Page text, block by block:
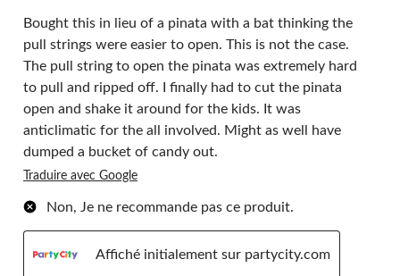
Bought this in lieu of a pinata with a bat thinking the
pull strings were easier to open. This is not the case.
The pull string to open the pinata was extremely hard
to pull and ripped off. I finally had to cut the pinata
open and shake it around for the kids. It was
anticlimatic for the all involved. Might as well have
dumped a bucket of candy out.
Traduire avec Google
Non, Je ne recommande pas ce produit.
Affiché initialement sur partycity.com